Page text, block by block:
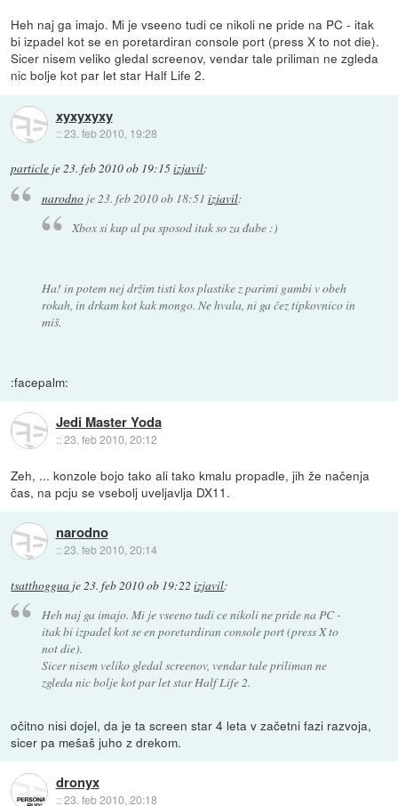
Heh naj ga imajo. Mi je vseeno tudi ce nikoli ne pride na PC - itak
bi izpadel kot se en poretardiran console port (press X to not die).
Sicer nisem veliko gledal screenov, vendar tale priliman ne zgleda
nic bolje kot par let star Half Life 2.
xyxyxyxy
::23. feb 2010, 19:28
particle je23. feb 2010 ob 19:15izjavil:
narodnoje23. feb 2010 ob 18:51 izjavil:
Xbox si kup al pa sposod itak so za đabe :)
Ha! in potem nej držim tisti kos plastike z parimi gumbi v obeh
rokah, in drkam kot kak mongo. Ne hvala, ni ga čez tipkovnico in
miš.
:facepalm:
Jedi Master Yoda
::23. feb 2010, 20:12
Zeh, ... konzole bojo tako ali tako kmalu propadle, jih že načenja
čas, na pcju se vsebolj uveljavlja DX11.
narodno
::23. feb 2010, 20:14
tsatthoggua je 23. feb 2010 ob 19:22 izjavil:
Heh naj ga imajo. Mi je vseeno tudi ce nikoli ne pride na PC -
itak bi izpadel kot se en poretardiran console port (press X to
not die).
Sicer nisem veliko gledal screenov, vendar tale priliman ne
zgleda nic bolje kot par let star Half Life 2.
očitno nisi dojel, da je ta screen star 4 leta v začetni fazi razvoja,
sicer pa mešaš juho z drekom.
dronyx
::23. feb 2010, 20:18